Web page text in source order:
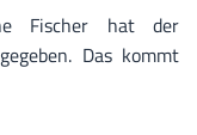
Fischer hat der
Das kommt